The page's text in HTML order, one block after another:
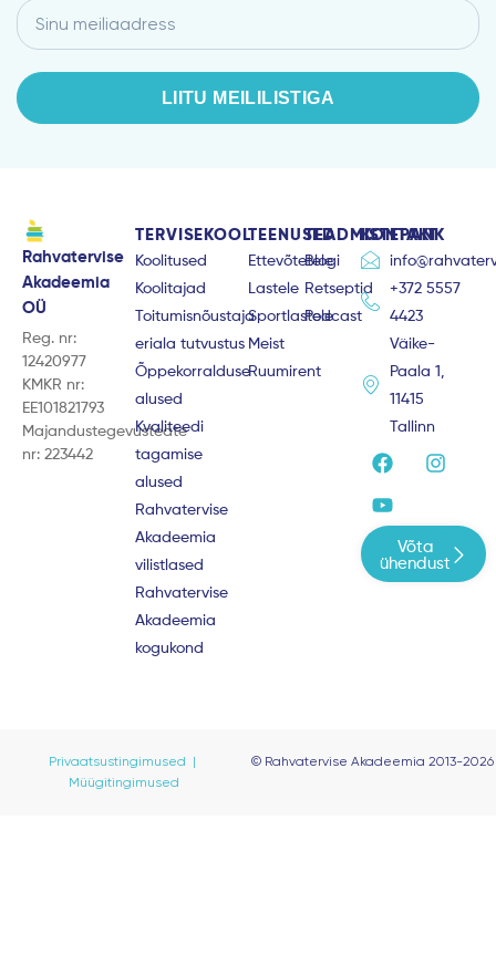
Email
LIITU MEILILISTIGA
Rahvatervise
Akadeemia
OÜ
Reg. nr:
12420977
KMKR nr:
EE101821793
Majandustegevusteate
nr: 223442
TERVISEKOOL
Koolitused
Koolitajad
Toitumisnõustaja
eriala tutvustus
Õppekorralduse
alused
Kvaliteedi
tagamise
alused
Rahvatervise
Akadeemia
vilistlased
Rahvatervise
Akadeemia
kogukond
TEENUSED
Ettevõtetele
Lastele
Sportlastele
Meist
Ruumirent
TEADMISTEPANK
Blogi
Retseptid
Podcast
KONTAKT
+372 5557
4423
Väike-
Paala 1,
11415
Tallinn
F
a
c
e
b
o
o
I
n
g
r
Y
o
u
t
u
b
e
Võta
ühendust
Privaatsustingimused |
Müügitingimused
© Rahvatervise Akadeemia 2013-2026